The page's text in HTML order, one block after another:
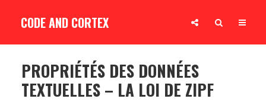
CODE AND CORTEX
PROPRIÉTÉS DES DONNÉES
TEXTUELLES – LA LOI DE ZIPF